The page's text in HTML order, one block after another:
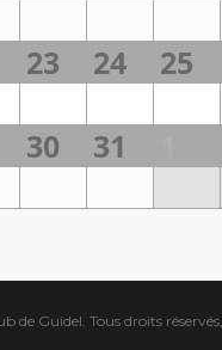
23 24 25
30 31
de Guidel. Tous droits